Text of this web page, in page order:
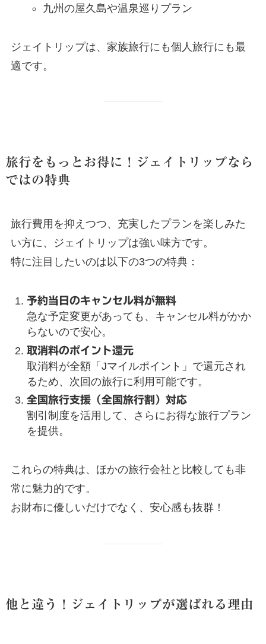
九州の屋久島や温泉巡りプラン
ジェイトリップは、家族旅行にも個人旅行にも最
適です。
旅行をもっとお得に！ジェイトリップなら
ではの特典
旅行費用を抑えつつ、充実したプランを楽しみた
い方に、ジェイトリップは強い味方です。
特に注目したいのは以下の3つの特典：
予約当日のキャンセル料が無料
急な予定変更があっても、キャンセル料がかか
らないので安心。
取消料のポイント還元
取消料が全額「Jマイルポイント」で還元され
るため、次回の旅行に利用可能です。
全国旅行支援（全国旅行割）対応
割引制度を活用して、さらにお得な旅行プラン
を提供。
これらの特典は、ほかの旅行会社と比較しても非
常に魅力的です。
お財布に優しいだけでなく、安心感も抜群！
他と違う！ジェイトリップが選ばれる理由